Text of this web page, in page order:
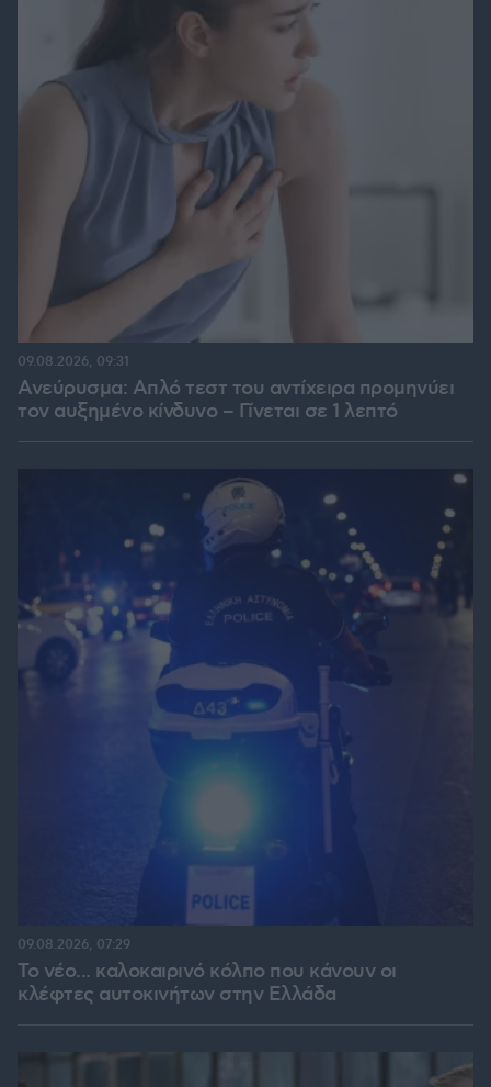
Ανεύρυσμα: Απλό τεστ του αντίχειρα προμηνύει
τον αυξημένο κίνδυνο – Γίνεται σε 1 λεπτό
09.08.2026, 09:31
Το νέο... καλοκαιρινό κόλπο που κάνουν οι
κλέφτες αυτοκινήτων στην Ελλάδα
09.08.2026, 07:29